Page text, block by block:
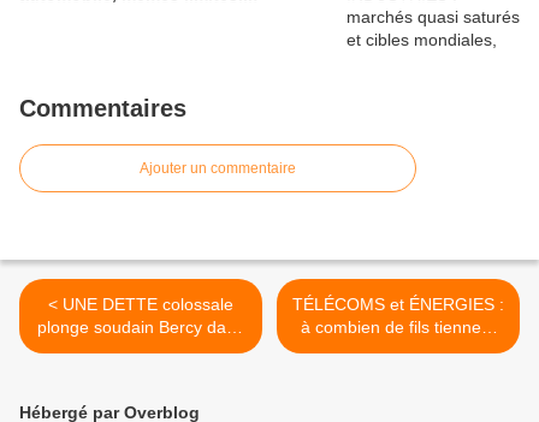
Commentaires
Ajouter un commentaire
< UNE DETTE colossale
plonge soudain Bercy dans
une sombre atmosphère.
TÉLÉCOMS et ÉNERGIES :
à combien de fils tiennent
pour le pays les années à
Hébergé par Overblog